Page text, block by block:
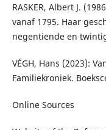
RASKER, Albert J.
vanaf 1795. Haar
negentiende en
VÉGH, Hans (2023):
Familiekroniek.
Online Sources